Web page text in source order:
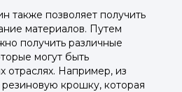
также позволяет получить
материалов. Путем
получить различные
могут быть
отраслях. Например, из
крошку, которая